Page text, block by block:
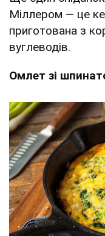
Міллером — це
приготована з
вуглеводів.
Омлет зі